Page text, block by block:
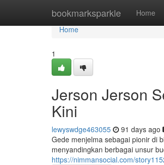
bookmarksparkle Home
Home
Home
1
Jerson Jerson
Kini
lewyswdge463055 91 days ago
Gede menjelma sebagai pionir di
menyandingkan berbagai unsur
https://nimmansocial.com/